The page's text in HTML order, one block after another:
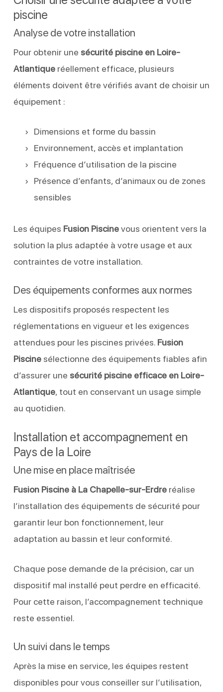
piscine
Analyse de votre installation
Pour obtenir une sécurité piscine en Loire-
Atlantiqueréellement efficace, plusieurs
éléments doivent être vérifiés avant de choisir un
équipement :
Dimensions et forme du bassin
Environnement, accès et implantation
Fréquence d’utilisation de la piscine
Présence d’enfants, d’animaux ou de zones
sensibles
Les équipes Fusion Piscinevous orientent vers la
solution la plus adaptée à votre usage et aux
contraintes de votre installation.
Des équipements conformes aux normes
Les dispositifs proposés respectent les
réglementations en vigueur et les exigences
attendues pour les piscines privées. Fusion
Piscinesélectionne des équipements fiables afin
d’assurer une sécurité piscine efficace en Loire-
Atlantique, tout en conservant un usage simple
au quotidien.
Installation et accompagnement en
Pays de la Loire
Une mise en place maîtrisée
Fusion Piscine à La Chapelle-sur-Erdreréalise
l’installation des équipements de sécurité pour
garantir leur bon fonctionnement, leur
adaptation au bassin et leur conformité.
Chaque pose demande de la précision, car un
dispositif mal installé peut perdre en efficacité.
Pour cette raison, l’accompagnement technique
reste essentiel.
Un suivi dans le temps
Après la mise en service, les équipes restent
disponibles pour vous conseiller sur l’utilisation,